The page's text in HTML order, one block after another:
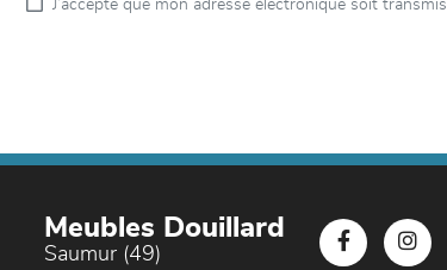
J’accepte que mon adresse électronique soit
Meubles Douillard
Saumur (49)